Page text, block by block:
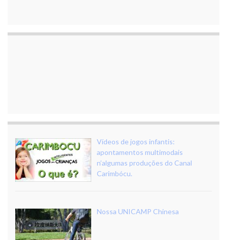
Vídeos de jogos infantis:
apontamentos multimodais
n’algumas produções do Canal
Carimbócu.
Nossa UNICAMP Chinesa